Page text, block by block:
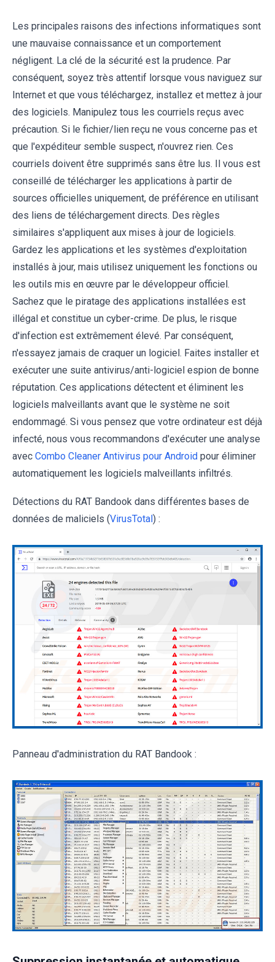
Les principales raisons des infections informatiques sont
une mauvaise connaissance et un comportement
négligent. La clé de la sécurité est la prudence. Par
conséquent, soyez très attentif lorsque vous naviguez sur
Internet et que vous téléchargez, installez et mettez à jour
des logiciels. Manipulez tous les courriels reçus avec
précaution. Si le fichier/lien reçu ne vous concerne pas et
que l'expéditeur semble suspect, n'ouvrez rien. Ces
courriels doivent être supprimés sans être lus. Il vous est
conseillé de télécharger les applications à partir de
sources officielles uniquement, de préférence en utilisant
des liens de téléchargement directs. Des règles
similaires s'appliquent aux mises à jour de logiciels.
Gardez les applications et les systèmes d'exploitation
installés à jour, mais utilisez uniquement les fonctions ou
les outils mis en œuvre par le développeur officiel.
Sachez que le piratage des applications installées est
illégal et constitue un cyber-crime. De plus, le risque
d'infection est extrêmement élevé. Par conséquent,
n'essayez jamais de craquer un logiciel. Faites installer et
exécuter une suite antivirus/anti-logiciel espion de bonne
réputation. Ces applications détectent et éliminent les
logiciels malveillants avant que le système ne soit
endommagé. Si vous pensez que votre ordinateur est déjà
infecté, nous vous recommandons d'exécuter une analyse
avec Combo Cleaner Antivirus pour Android pour éliminer
automatiquement les logiciels malveillants infiltrés.
Détections du RAT Bandook dans différentes bases de
données de maliciels (VirusTotal) :
Panneau d'administration du RAT Bandook :